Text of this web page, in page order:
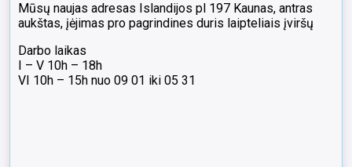
Mūsų naujas adresas Islandijos pl 197 Kaunas, antras
aukštas, įėjimas pro pagrindines duris laipteliais įviršų
Darbo laikas
I – V 10h – 18h
VI 10h – 15h nuo 09 01 iki 05 31